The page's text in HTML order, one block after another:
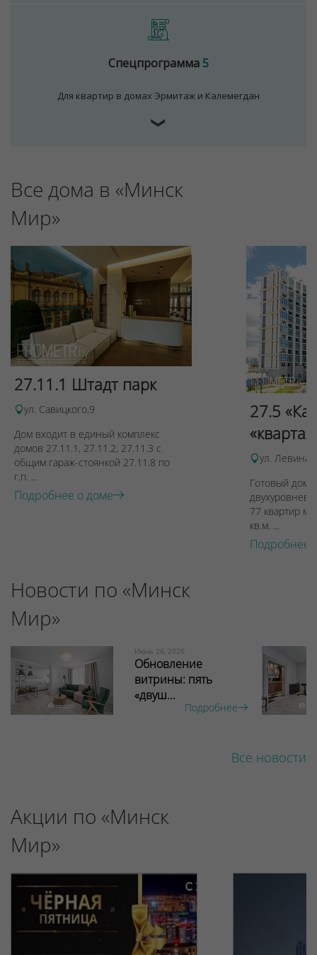
Спецпрограмма5
Для квартир в домах Эрмитаж и Калемегдан
❯
Все дома в «Минск
Мир»
27.11.1 Штадт парк
ул. Савицкого,9
Дом входит в единый комплекс
домов 27.11.1, 27.11.2, 27.11.3 с
общим гараж-стоянкой 27.11.8 по
г.п. ...
Подробнее о доме
27.5
ул. Левина,
Готовый дом
77 квартир
кв.м. ...
Подробнее
Новости по «Минск
Мир»
Июнь 26, 2026
Обновление
витрины: пять
«двуш...
Подробнее
Все новости
Акции по «Минск
Мир»
Принять